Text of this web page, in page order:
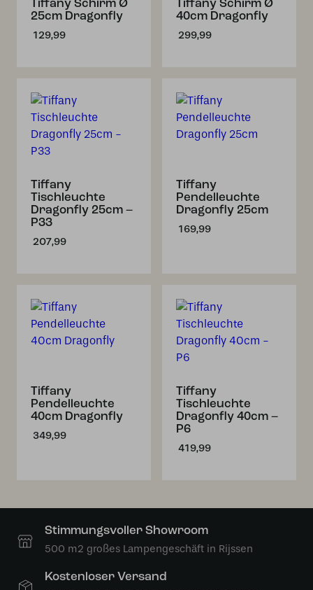
Tiffany Schirm Ø
25cm Dragonfly
129,99
Tiffany Schirm Ø
40cm Dragonfly
299,99
Tiffany
Tischleuchte
Dragonfly 25cm –
P33
207,99
Tiffany
Pendelleuchte
Dragonfly 25cm
169,99
Tiffany
Pendelleuchte
40cm Dragonfly
349,99
Tiffany
Tischleuchte
Dragonfly 40cm –
P6
419,99
Stimmungsvoller Showroom
500 m2 großes Lampengeschäft in Rijssen
Kostenloser Versand